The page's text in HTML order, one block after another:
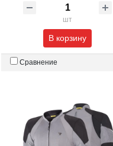
шт
В корзину
Сравнение